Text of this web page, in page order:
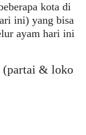
kota di
ini) yang bisa
ayam hari ini
(partai & loko